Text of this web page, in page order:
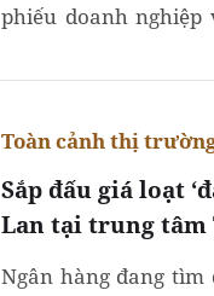
phiếu doanh
Sắp đấu giá loạt
Lan tại trung tâm
Toàn cảnh thị
Ngân hàng đang